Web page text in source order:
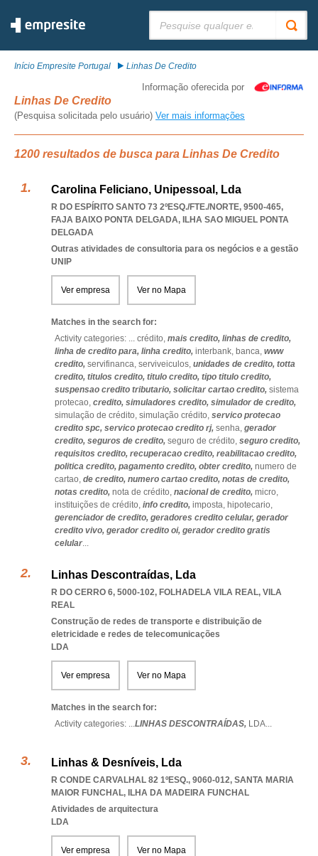
Início Empresite Portugal Linhas De Credito
Informação oferecida por
Linhas De Credito
(Pesquisa solicitada pelo usuário) Ver mais informações
1200 resultados de busca para Linhas De Credito
Carolina Feliciano, Unipessoal, Lda
R DO ESPÍRITO SANTO 73 2ºESQ./FTE./NORTE, 9500-465,
FAJA BAIXO PONTA DELGADA, ILHA SAO MIGUEL PONTA
DELGADA
Outras atividades de consultoria para os negócios e a gestão
UNIP
Ver empresa Ver no Mapa
Matches in the search for:
Activity categories: ... crédito, mais credito, linhas de credito,
linha de credito para, linha credito, interbank, banca, www
credito, servifinanca, serviveiculos, unidades de credito, totta
credito, titulos credito, titulo credito, tipo titulo credito,
suspensao credito tributario, solicitar cartao credito, sistema
protecao, credito, simuladores credito, simulador de credito,
simulação de crédito, simulação crédito, servico protecao
credito spc, servico protecao credito rj, senha, gerador
credito, seguros de credito, seguro de crédito, seguro credito,
requisitos credito, recuperacao credito, reabilitacao credito,
politica credito, pagamento credito, obter credito, numero de
cartao, de credito, numero cartao credito, notas de credito,
notas credito, nota de crédito, nacional de credito, micro,
instituições de crédito, info credito, imposta, hipotecario,
gerenciador de credito, geradores credito celular, gerador
credito vivo, gerador credito oi, gerador credito gratis
celular...
Linhas Descontraídas, Lda
R DO CERRO 6, 5000-102, FOLHADELA VILA REAL, VILA
REAL
Construção de redes de transporte e distribuição de
eletricidade e redes de telecomunicações
LDA
Ver empresa Ver no Mapa
Matches in the search for:
Activity categories: ...LINHAS DESCONTRAÍDAS, LDA...
Linhas & Desníveis, Lda
R CONDE CARVALHAL 82 1ºESQ., 9060-012, SANTA MARIA
MAIOR FUNCHAL, ILHA DA MADEIRA FUNCHAL
Atividades de arquitectura
LDA
Ver empresa Ver no Mapa